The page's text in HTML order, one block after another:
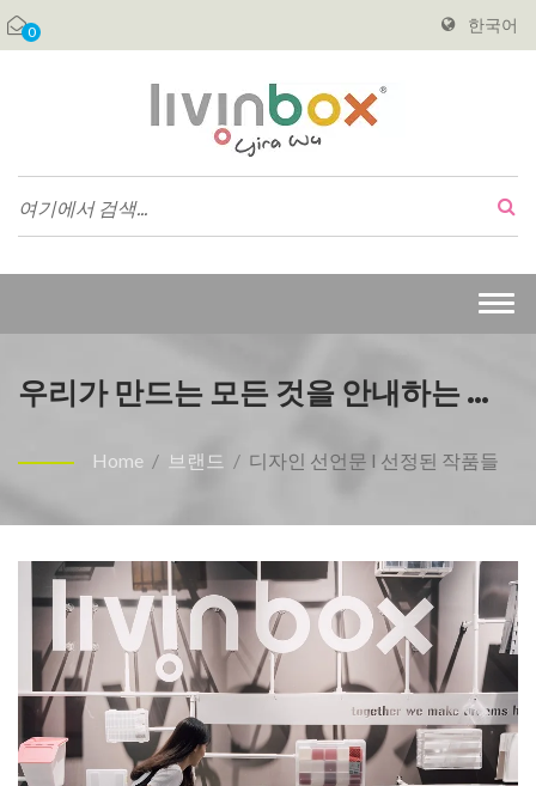
0 한국어
우리가 만드는 모든 것을 안내하는 디
Livinbox
Home / 브랜드 / 디자인 선언문 I 선정된 작품들